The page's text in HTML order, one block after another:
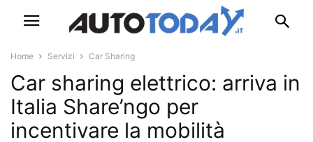
Home Servizi Car Sharing
Car sharing elettrico: arriva in
Italia Share’ngo per
incentivare la mobilità